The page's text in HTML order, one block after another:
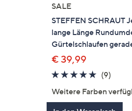
SALE
STEFFEN SCHRAUT
lange Länge
Gürtelschlaufen
€ 39,99
4.9
5
(9)9
Weitere Farben